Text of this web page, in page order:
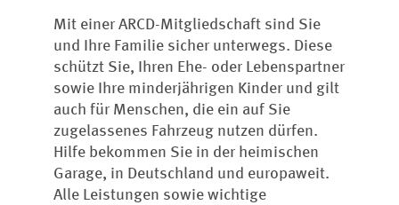
Mit einer ARCD-Mitgliedschaft sind Sie
und Ihre Familie sicher unterwegs. Diese
schützt Sie, Ihren Ehe- oder Lebenspartner
sowie Ihre minderjährigen Kinder und gilt
auch für Menschen, die ein auf Sie
zugelassenes Fahrzeug nutzen dürfen.
Hilfe bekommen Sie in der heimischen
Garage, in Deutschland und europaweit.
Alle Leistungen sowie wichtige